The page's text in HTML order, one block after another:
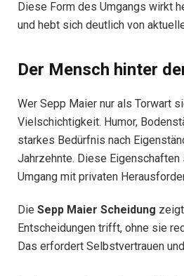
Diese Form des Umgangs wirkt
und hebt sich deutlich von
Der Mensch hinter
Wer Sepp Maier nur als Torwart
Vielschichtigkeit. Humor,
starkes Bedürfnis nach
Jahrzehnte. Diese
Umgang mit privaten
Die Sepp Maier Scheidung
Entscheidungen trifft, ohne sie
Das erfordert Selbstvertrauen